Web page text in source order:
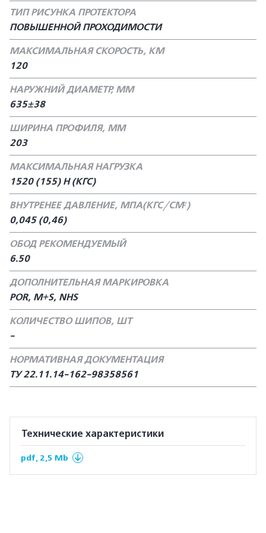
ТИП РИСУНКА ПРОТЕКТОРА
ПОВЫШЕННОЙ ПРОХОДИМОСТИ
МАКСИМАЛЬНАЯ СКОРОСТЬ, КМ
120
НАРУЖНИЙ ДИАМЕТР, ММ
635±38
ШИРИНА ПРОФИЛЯ, ММ
203
МАКСИМАЛЬНАЯ НАГРУЗКА
1520 (155) Н (КГС)
ВНУТРЕНЕЕ ДАВЛЕНИЕ, МПА(КГС/СМ²)
0,045 (0,46)
ОБОД РЕКОМЕНДУЕМЫЙ
6.50
ДОПОЛНИТЕЛЬНАЯ МАРКИРОВКА
POR, M+S, NHS
КОЛИЧЕСТВО ШИПОВ, ШТ
-
НОРМАТИВНАЯ ДОКУМЕНТАЦИЯ
ТУ 22.11.14-162-98358561
Технические характеристики
pdf, 2,5 Mb